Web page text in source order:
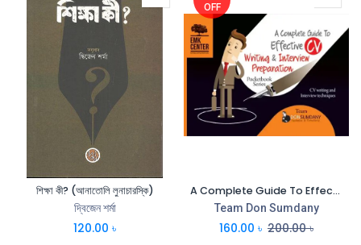
শিক্ষা কী? (আনাতোলি লুনাচারস্কি)
দ্বিজেন শর্মা
120.00 ৳
OFF
A Complete Guide To Effective CV Writing & Interview Preparation (English)
Team Don Sumdany
160.00 ৳ 200.00৳